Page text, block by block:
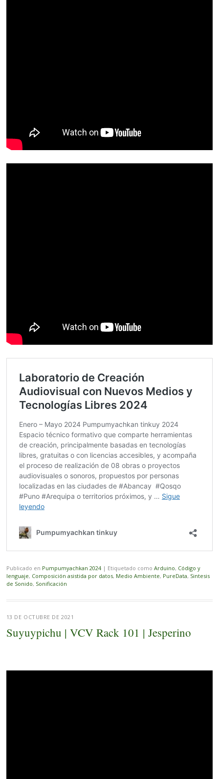
Publicado en Pumpumyachkan 2024 | Etiquetado como Arduino, Código y
lenguaje, Composición asistida por datos, Medio Ambiente, PureData, Sintesis
de Sonido, Sonificación
13 DE OCTUBRE DE 2021
Suyuypichu | VCV Rack 101 | Jesperino